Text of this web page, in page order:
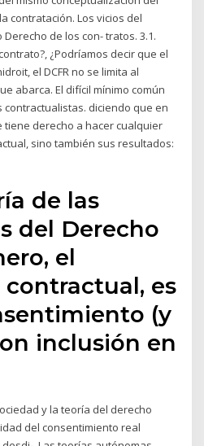
contratación. Los vicios del
de los con- tratos. 3.1.
¿Podríamos decir que el
el DCFR no se limita al
abarca. El difícil mínimo común
diciendo que en
derecho a hacer cualquier
sino también sus resultados:
de las
del Derecho
el
es
(y
inclusión en
y la teoría del derecho
del consentimiento real